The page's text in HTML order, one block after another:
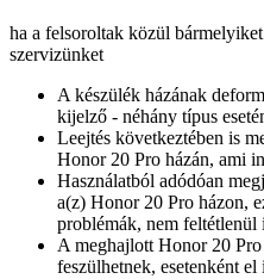
ha a felsoroltak közül
szervizünket
A készülék házának
kijelző - néhány típus
Leejtés következtében is
Honor 20 Pro házán, ami
Használatból adódóan
a(z) Honor 20 Pro házon,
problémák, nem feltétlenül
A meghajlott Honor 20
feszülhetnek, esetenként